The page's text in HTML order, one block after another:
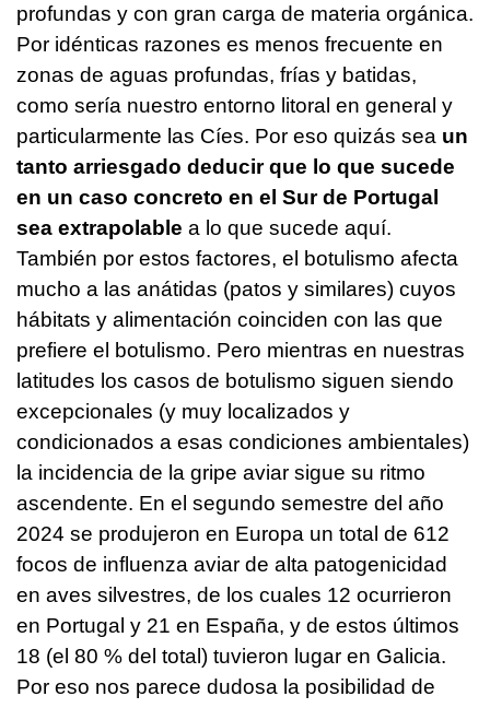
profundas y con gran carga de materia orgánica.
Por idénticas razones es menos frecuente en
zonas de aguas profundas, frías y batidas,
como sería nuestro entorno litoral en general y
particularmente las Cíes. Por eso quizás sea un
tanto arriesgado deducir que lo que sucede
en un caso concreto en el Sur de Portugal
sea extrapolable a lo que sucede aquí.
También por estos factores, el botulismo afecta
mucho a las anátidas (patos y similares) cuyos
hábitats y alimentación coinciden con las que
prefiere el botulismo. Pero mientras en nuestras
latitudes los casos de botulismo siguen siendo
excepcionales (y muy localizados y
condicionados a esas condiciones ambientales)
la incidencia de la gripe aviar sigue su ritmo
ascendente. En el segundo semestre del año
2024 se produjeron en Europa un total de 612
focos de influenza aviar de alta patogenicidad
en aves silvestres, de los cuales 12 ocurrieron
en Portugal y 21 en España, y de estos últimos
18 (el 80 % del total) tuvieron lugar en Galicia.
Por eso nos parece dudosa la posibilidad de